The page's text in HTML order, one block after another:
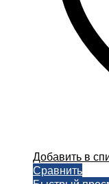
Добавить в
Сравнить